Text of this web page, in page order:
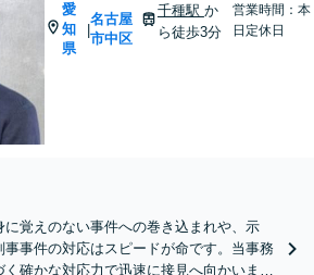
愛
知
県
|
名古屋
市中区
千種駅 か
ら徒歩3分
営業時間：本
日定休日
に覚えのない事件への巻き込まれや、示
事件の対応はスピードが命です。当事務
確かな対応力で迅速に接見へ向かいま